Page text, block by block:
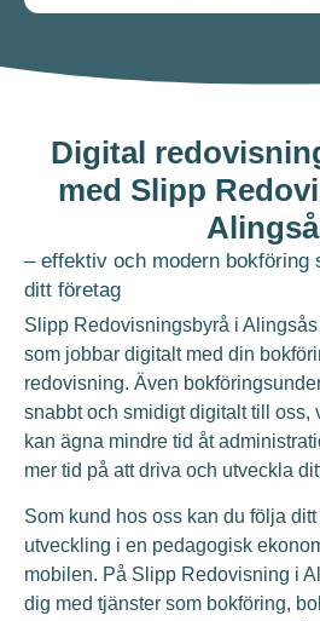
Digital
med Slipp
– effektiv och modern bokföring
ditt företag
Slipp Redovisningsbyrå i
som jobbar digitalt med din
redovisning. Även
snabbt och smidigt digitalt till oss,
kan ägna mindre tid åt
mer tid på att driva och utveckla
Som kund hos oss kan du följa
utveckling i en pedagogisk
mobilen. På Slipp Redovisning i
dig med tjänster som bokföring,